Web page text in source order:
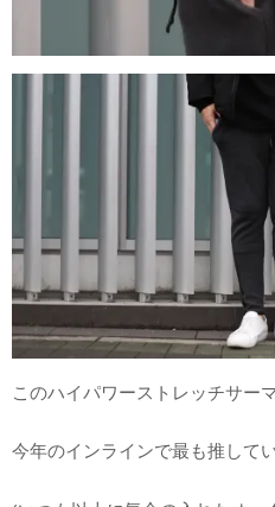
このハイパワーストレッチサー
今年のインラインで最も推して